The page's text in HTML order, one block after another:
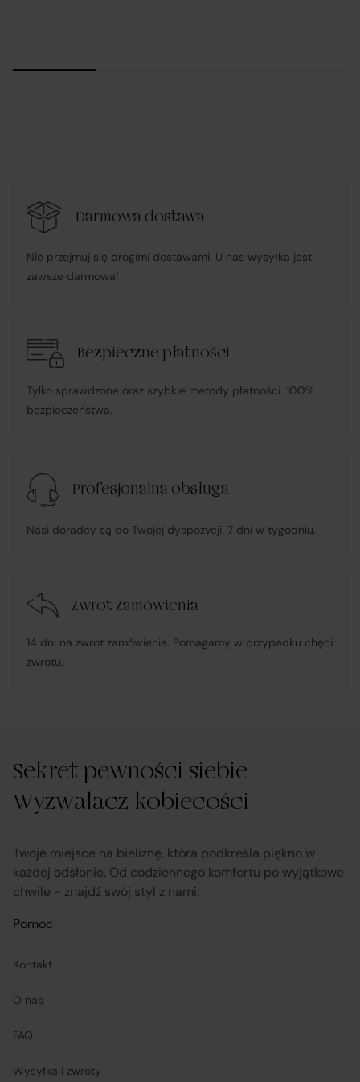
Darmowa dostawa
Nie przejmuj się drogimi dostawami. U nas wysyłka jest
zawsze darmowa!
Bezpieczne płatności
Tylko sprawdzone oraz szybkie metody płatności. 100%
bezpieczeństwa.
Profesjonalna obsługa
Nasi doradcy są do Twojej dyspozycji. 7 dni w tygodniu.
Zwrot Zamówienia
14 dni na zwrot zamówienia. Pomagamy w przypadku chęci
zwrotu.
Sekret pewności siebie
Wyzwalacz kobiecości
Twoje miejsce na bieliznę, która podkreśla piękno w
każdej odsłonie. Od codziennego komfortu po wyjątkowe
chwile - znajdź swój styl z nami.
Pomoc
Kontakt
O nas
FAQ
Wysyłka i zwroty
udzielonego pełnomocnictwa), składając zamówienie
u Sprzedawcy i dokonując płatności za towar;
pośredniczy w obsłudze płatności związanych z
informuje Klienta o wysyłce zamówionego Towaru;
ponosi odpowiedzialność za zgodność Towaru z
konsumenta;
udostępnia, na życzenie Klienta, dokumentację
produktową i instrukcje użytkowania w języku polskim;
obsługuje odstąpienie od umowy pośrednictwa;
umowy sprzedaży;
koordynuje proces odstąpienia od umowy sprzedaży
– w tym przyjmuje oświadczenia Klientów, potwierdza
zwrotu ceny i kosztów dostawy.
sprzedaży, w tym za dostarczenie towarów zgodnych z